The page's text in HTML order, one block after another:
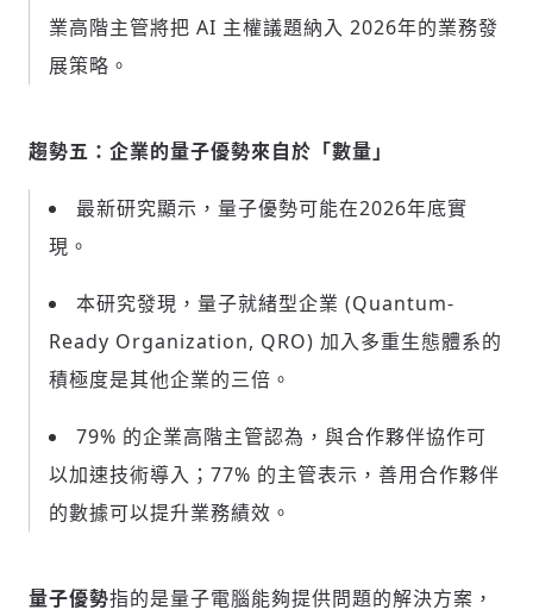
業高階主管將把 AI 主權議題納入 2026年的業務發
展策略。
趨勢五：企業的量子優勢來自於「數量」
最新研究顯示，量子優勢可能在2026年底實
現。
本研究發現，量子就緒型企業 (Quantum-
Ready Organization, QRO) 加入多重生態體系的
積極度是其他企業的三倍。
79% 的企業高階主管認為，與合作夥伴協作可
以加速技術導入；77% 的主管表示，善用合作夥伴
的數據可以提升業務績效。
量子優勢指的是量子電腦能夠提供問題的解決方案，